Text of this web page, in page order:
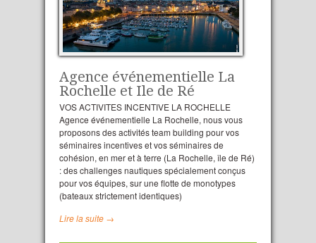
Agence événementielle La
Rochelle et Ile de Ré
VOS ACTIVITES INCENTIVE LA ROCHELLE
Agence événementielle La Rochelle, nous vous
proposons des activités team building pour vos
séminaires incentives et vos séminaires de
cohésion, en mer et à terre (La Rochelle, île de Ré)
: des challenges nautiques spécialement conçus
pour vos équipes, sur une flotte de monotypes
(bateaux strictement identiques)
Lire la suite →